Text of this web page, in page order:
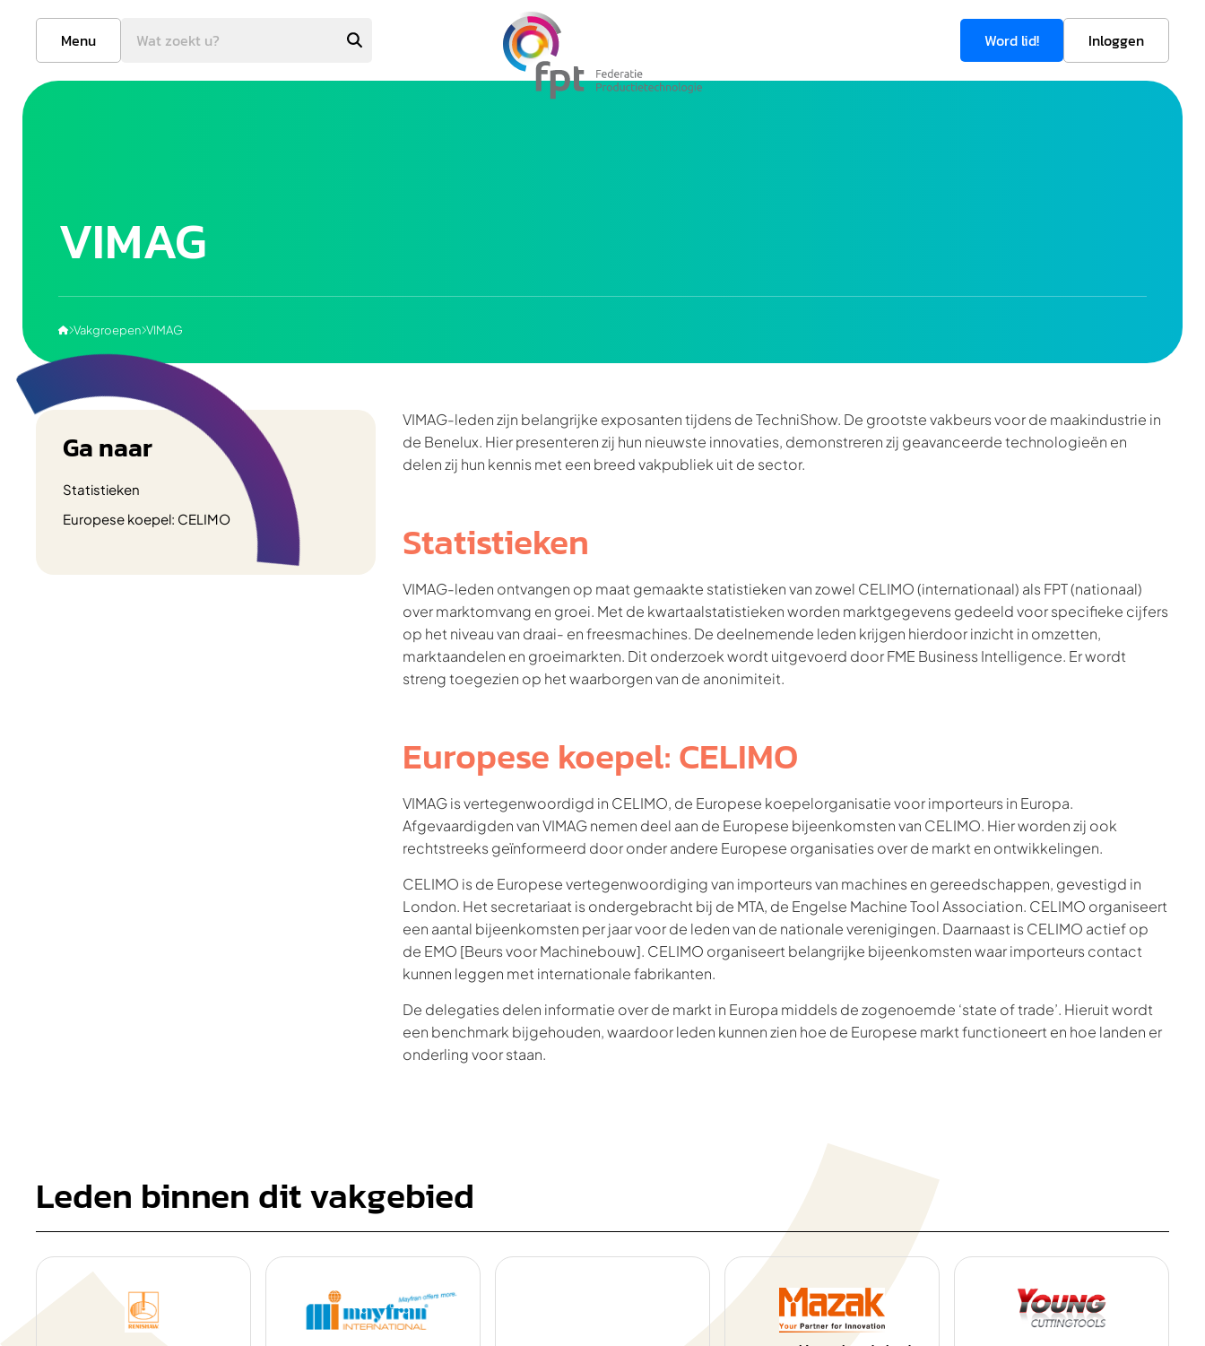
Menu Word lid! Inloggen
VIMAG
VakgroepenVIMAG
Ga naar
Statistieken
Europese koepel: CELIMO
VIMAG-leden zijn belangrijke exposanten tijdens de TechniShow. De grootste vakbeurs voor de maakindustrie in
de Benelux. Hier presenteren zij hun nieuwste innovaties, demonstreren zij geavanceerde technologieën en
delen zij hun kennis met een breed vakpubliek uit de sector.
Statistieken
VIMAG-leden ontvangen op maat gemaakte statistieken van zowel CELIMO (internationaal) als FPT (nationaal)
over marktomvang en groei. Met de kwartaalstatistieken worden marktgegevens gedeeld voor specifieke cijfers
op het niveau van draai- en freesmachines. De deelnemende leden krijgen hierdoor inzicht in omzetten,
marktaandelen en groeimarkten. Dit onderzoek wordt uitgevoerd door FME Business Intelligence. Er wordt
streng toegezien op het waarborgen van de anonimiteit.
Europese koepel: CELIMO
VIMAG is vertegenwoordigd in CELIMO, de Europese koepelorganisatie voor importeurs in Europa.
Afgevaardigden van VIMAG nemen deel aan de Europese bijeenkomsten van CELIMO. Hier worden zij ook
rechtstreeks geïnformeerd door onder andere Europese organisaties over de markt en ontwikkelingen.
CELIMO is de Europese vertegenwoordiging van importeurs van machines en gereedschappen, gevestigd in
London. Het secretariaat is ondergebracht bij de MTA, de Engelse Machine Tool Association. CELIMO organiseert
een aantal bijeenkomsten per jaar voor de leden van de nationale verenigingen. Daarnaast is CELIMO actief op
de EMO [Beurs voor Machinebouw]. CELIMO organiseert belangrijke bijeenkomsten waar importeurs contact
kunnen leggen met internationale fabrikanten.
De delegaties delen informatie over de markt in Europa middels de zogenoemde ‘state of trade’. Hieruit wordt
een benchmark bijgehouden, waardoor leden kunnen zien hoe de Europese markt functioneert en hoe landen er
onderling voor staan.
Leden binnen dit vakgebied